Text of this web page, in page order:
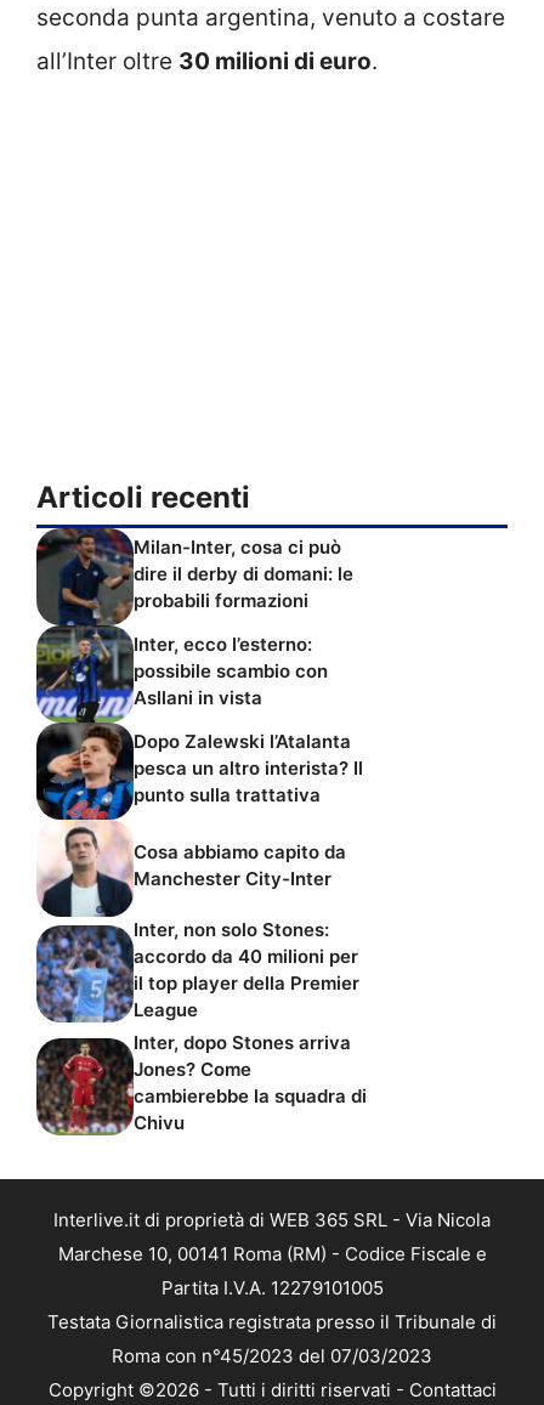
seconda punta argentina, venuto a costare
all’Inter oltre 30 milioni di euro.
Articoli recenti
Milan-Inter, cosa ci può
dire il derby di domani: le
probabili formazioni
Inter, ecco l’esterno:
possibile scambio con
Asllani in vista
Dopo Zalewski l’Atalanta
pesca un altro interista? Il
punto sulla trattativa
Cosa abbiamo capito da
Manchester City-Inter
Inter, non solo Stones:
accordo da 40 milioni per
il top player della Premier
League
Inter, dopo Stones arriva
Jones? Come
cambierebbe la squadra di
Chivu
Interlive.it di proprietà di WEB 365 SRL - Via Nicola
Marchese 10, 00141 Roma (RM) - Codice Fiscale e
Partita I.V.A. 12279101005
Testata Giornalistica registrata presso il Tribunale di
Roma con n°45/2023 del 07/03/2023
Copyright ©2026 - Tutti i diritti riservati - Contattaci